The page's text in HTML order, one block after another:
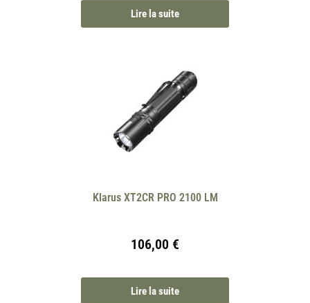
Lire la suite
Klarus XT2CR PRO 2100 LM
106,00 €
Lire la suite